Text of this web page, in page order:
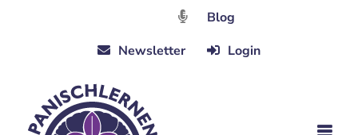
Blog
Newsletter
Login